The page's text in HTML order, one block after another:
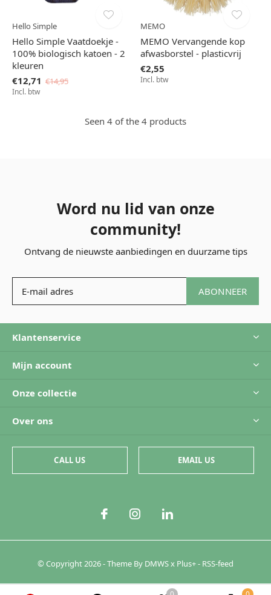
Hello Simple
Hello Simple Vaatdoekje -
100% biologisch katoen - 2
kleuren
€12,71 €14,95
Incl. btw
MEMO
MEMO Vervangende kop
afwasborstel - plasticvrij
€2,55
Incl. btw
Seen 4 of the 4 products
Word nu lid van onze
community!
Ontvang de nieuwste aanbiedingen en duurzame tips
ABONNEER
Klantenservice
Mijn account
Onze collectie
Over ons
CALL US EMAIL US
© Copyright2026- Theme By DMWSx Plus+- RSS-feed